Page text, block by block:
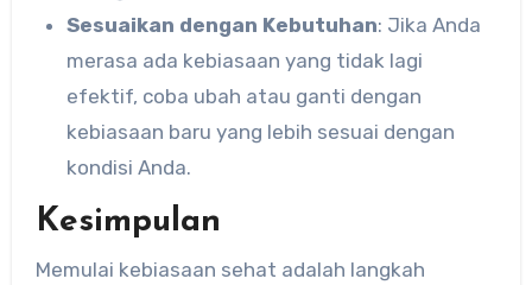
Sesuaikan dengan Kebutuhan: Jika Anda
merasa ada kebiasaan yang tidak lagi
efektif, coba ubah atau ganti dengan
kebiasaan baru yang lebih sesuai dengan
kondisi Anda.
Kesimpulan
Memulai kebiasaan sehat adalah langkah